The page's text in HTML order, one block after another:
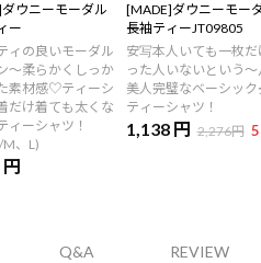
ウニーモーダル
ー
ィの良いモーダル
〜柔らかくしっか
素材感♡ティーシ
だけ着ても太くな
ィーシャツ！
、L)
[MADE]ダウニーモー
長袖ティーJT09805
安写本人いても一枚だ
った人いないという～
美人完璧なベーシック
ティーシャツ！
1,138 円 2,276円
Q&A REVIEW